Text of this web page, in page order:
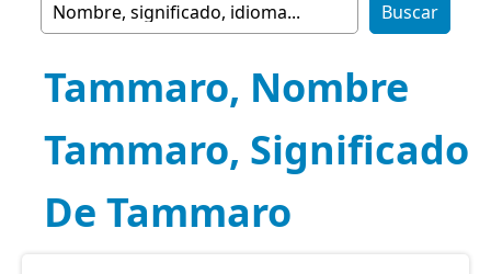
Tammaro, Nombre
Tammaro, Significado
De Tammaro